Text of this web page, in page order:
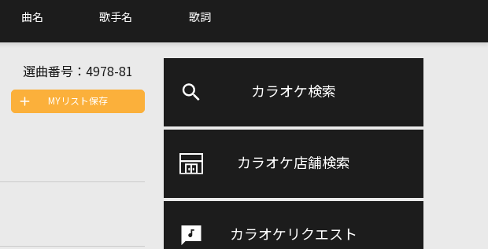
曲名 歌手名 歌詞
カラオケ検索
カラオケ店舗検索
カラオケリクエスト
選曲番号： 4978-81
MYリスト保存